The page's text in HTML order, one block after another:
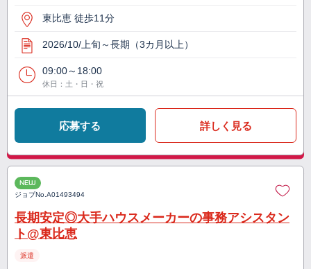
東比恵 徒歩11分
2026/10/上旬～長期（3カ月以上）
09:00～18:00
休日：土・日・祝
応募する 詳しく見る
NEW
ジョブNo.A01493494
長期安定◎大手ハウスメーカーの事務アシスタン
ト@東比恵
派遣